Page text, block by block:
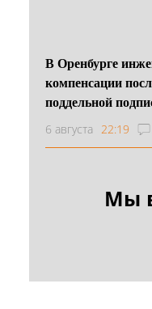
В Оренбурге
компенсации
поддельной
6 августа 22:19
Мы